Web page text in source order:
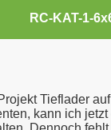
1, RC 6x6,
RC-KAT-1-
Tieflader
kann ich